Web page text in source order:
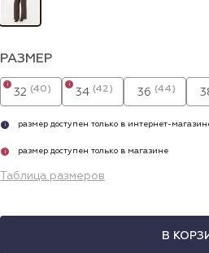
РАЗМЕР
32 (40)
i
34 (42)
i
36 (44)
i размер доступен только в интернет-
i размер доступен только в магазине
Таблица размеров
В